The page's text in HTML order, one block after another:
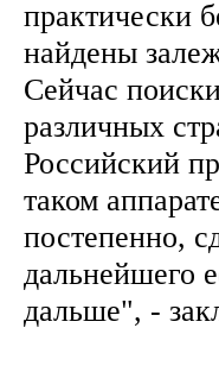
практически
найдены
Сейчас
различных
Российский
таком
постепенно,
дальнейшего
дальше", -